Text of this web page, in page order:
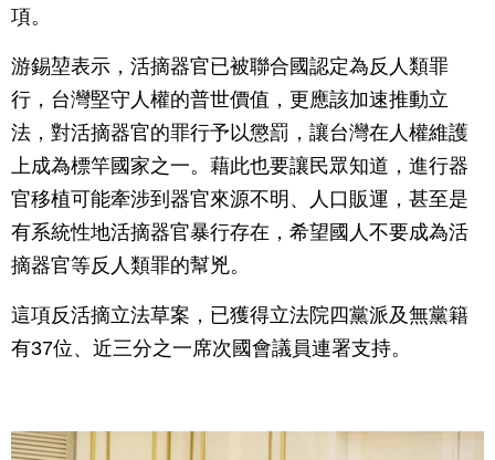
項。
游錫堃表示，活摘器官已被聯合國認定為反人類罪
行，台灣堅守人權的普世價值，更應該加速推動立
法，對活摘器官的罪行予以懲罰，讓台灣在人權維護
上成為標竿國家之一。藉此也要讓民眾知道，進行器
官移植可能牽涉到器官來源不明、人口販運，甚至是
有系統性地活摘器官暴行存在，希望國人不要成為活
摘器官等反人類罪的幫兇。
這項反活摘立法草案，已獲得立法院四黨派及無黨籍
有37位、近三分之一席次國會議員連署支持。